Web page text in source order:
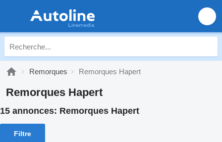
Remorques Remorques Hapert
Remorques Hapert
15 annonces: Remorques Hapert
Filtre